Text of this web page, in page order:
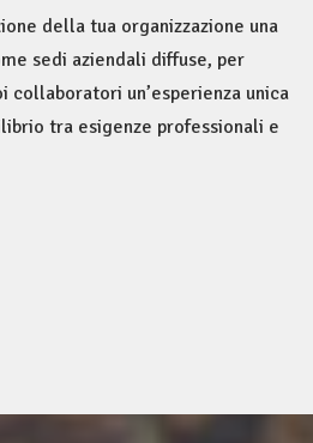
della tua organizzazione una
sedi aziendali diffuse, per
un’esperienza unica
tra esigenze professionali e